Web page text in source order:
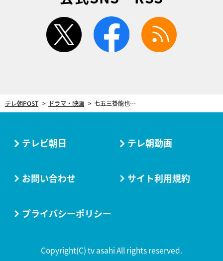
twitter facebook
テレ朝POST ドラマ・映画 七五三掛龍也、プロ直伝のレッスンで本格撮影に挑戦！藤井流星が被写体の“渾身の1枚”を公開
テレビ朝日 テレ朝動画
お問い合わせ サイト利用規約
プライバシーポリシー
Copyright(C) tv asahi All rights reserved.